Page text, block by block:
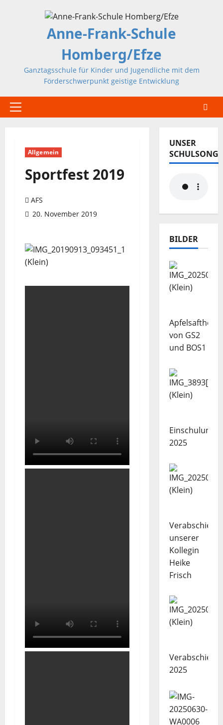
Anne-Frank-Schule
Homberg/Efze
Ganztagsschule für Kinder und Jugendliche mit dem
Förderschwerpunkt geistige Entwicklung
Primäres
Allgemein
Sportfest 2019
AFS
20. November 2019
UNSER
SCHULSONG
BILDER
von GS2
und BOS1
Einschulung
2025
unserer
Kollegin
Heike
Frisch
2025